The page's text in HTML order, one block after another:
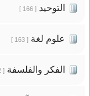
التوحيد[ 166 ]
علوم لغة[ 163 ]
الفكر والفلسفة[ 162 ]